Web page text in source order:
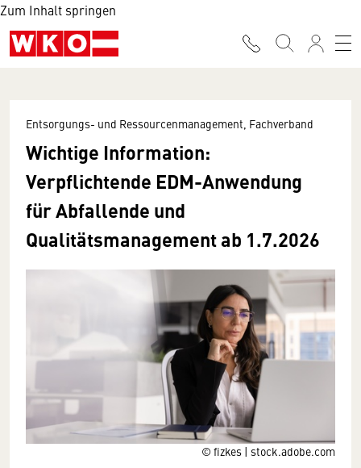
Zum Inhalt springen
© fizkes | stock.adobe.com
Entsorgungs- und Ressourcenmanagement, Fachverband
Wichtige Information:
Verpflichtende EDM-Anwendung
für Abfallende und
Qualitätsmanagement ab 1.7.2026